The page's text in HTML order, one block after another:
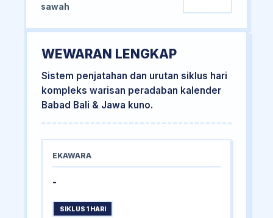
sawah
WEWARAN LENGKAP
Sistem penjatahan dan urutan siklus hari
kompleks warisan peradaban kalender
Babad Bali & Jawa kuno.
EKAWARA
-
SIKLUS 1 HARI